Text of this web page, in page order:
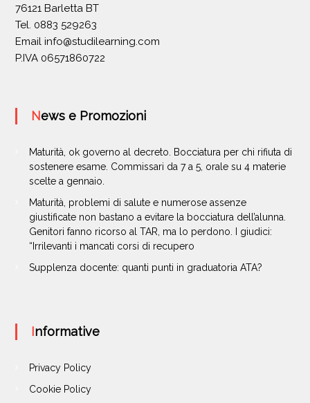
76121 Barletta BT
Tel. 0883 529263
Email info@studilearning.com
P.IVA 06571860722
News e Promozioni
Maturità, ok governo al decreto. Bocciatura per chi rifiuta di
sostenere esame. Commissari da 7 a 5, orale su 4 materie
scelte a gennaio.
Maturità, problemi di salute e numerose assenze
giustificate non bastano a evitare la bocciatura dell’alunna.
Genitori fanno ricorso al TAR, ma lo perdono. I giudici:
“Irrilevanti i mancati corsi di recupero
Supplenza docente: quanti punti in graduatoria ATA?
Informative
Privacy Policy
Cookie Policy